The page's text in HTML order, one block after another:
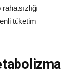
tüketim